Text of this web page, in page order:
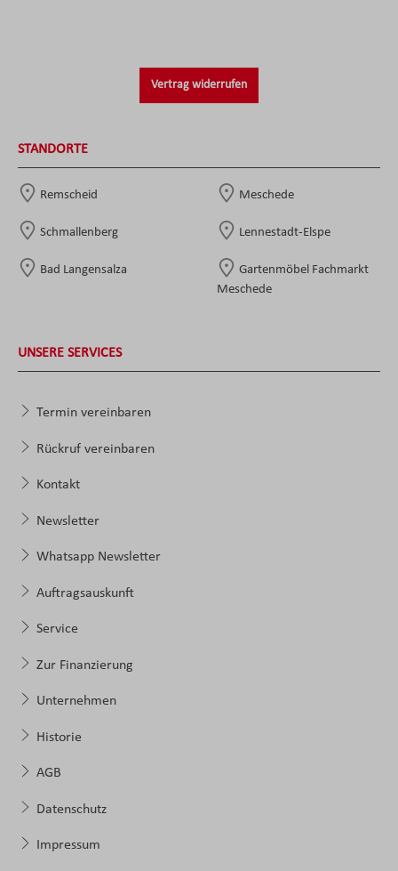
Vertrag widerrufen
STANDORTE
Remscheid Meschede
Schmallenberg Lennestadt-Elspe
Bad Langensalza
Gartenmöbel Fachmarkt
Meschede
UNSERE SERVICES
Termin vereinbaren
Rückruf vereinbaren
Kontakt
Newsletter
Whatsapp Newsletter
Auftragsauskunft
Service
Zur Finanzierung
Unternehmen
Historie
AGB
Datenschutz
Impressum